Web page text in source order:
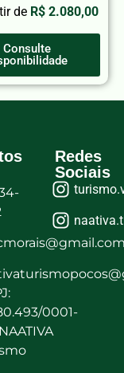
de R$ 2.080,00
Consulte
0001-
Redes
Sociais